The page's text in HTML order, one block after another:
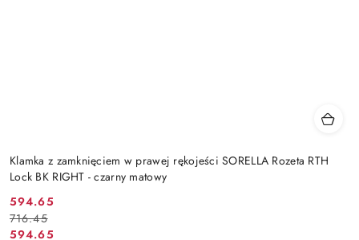
Klamka z zamknięciem w prawej rękojeści SORELLA Rozeta RTH
Lock BK RIGHT - czarny matowy
Cena
promocyjna:
594.65
Cena
przed
716.45
Cena
594.65
Cena